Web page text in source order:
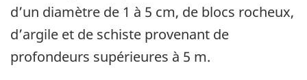
d’un diamètre de 1 à 5 cm, de blocs rocheux,
d’argile et de schiste provenant de
profondeurs supérieures à 5 m.